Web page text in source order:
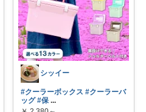
シッイー
#クーラーボックス #クーラーバ
ッグ #保 ...